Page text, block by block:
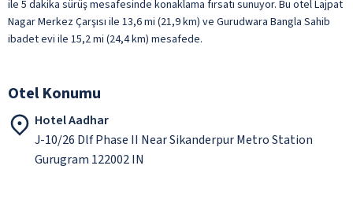
ile 5 dakika sürüş mesafesinde konaklama fırsatı sunuyor. Bu otel Lajpat
Nagar Merkez Çarşısı ile 13,6 mi (21,9 km) ve Gurudwara Bangla Sahib
ibadet evi ile 15,2 mi (24,4 km) mesafede.
Otel Konumu
Hotel Aadhar
J-10/26 Dlf Phase II Near Sikanderpur Metro Station
Gurugram 122002 IN